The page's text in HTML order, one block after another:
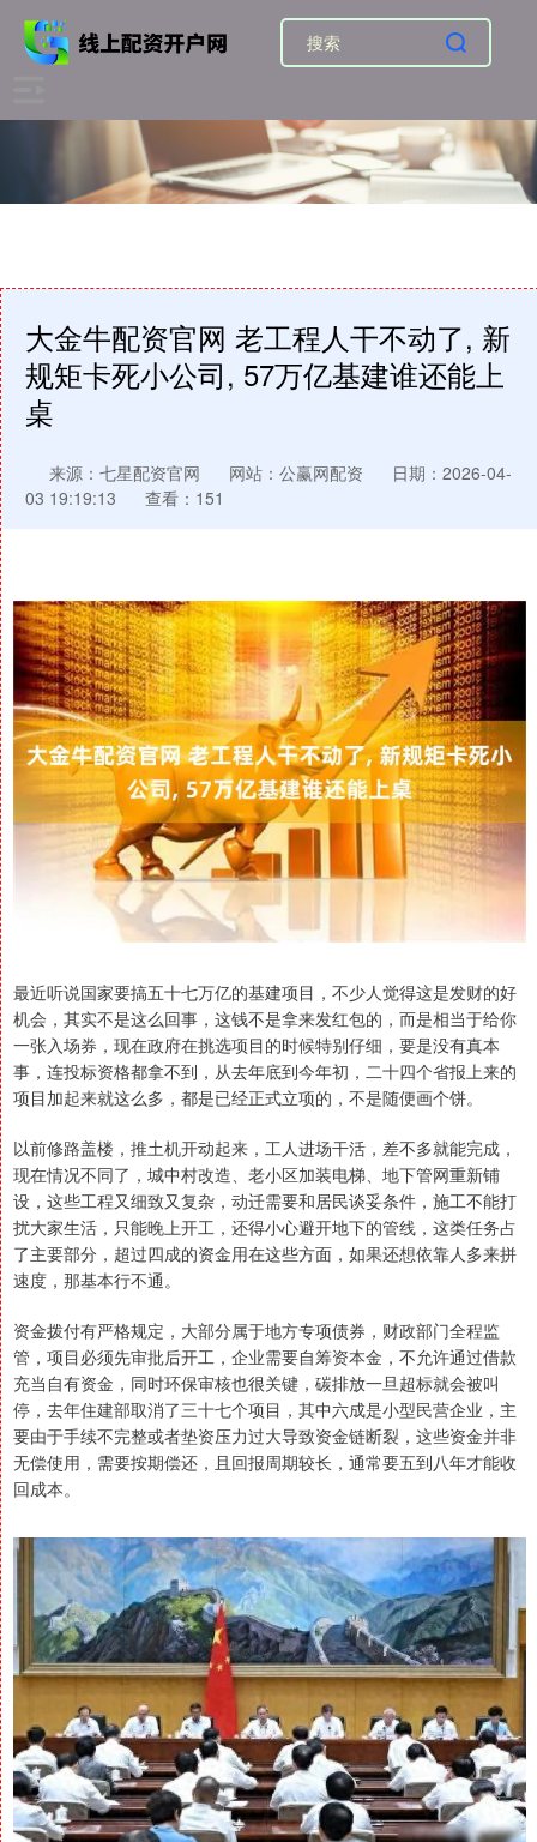
大金牛配资官网 老工程人干不动了, 新
规矩卡死小公司, 57万亿基建谁还能上
桌
来源：七星配资官网 网站：公赢网配资
日期：2026-04-
03 19:19:13
查看：151
最近听说国家要搞五十七万亿的基建项目，不少人觉得这是发财的好
机会，其实不是这么回事，这钱不是拿来发红包的，而是相当于给你
一张入场券，现在政府在挑选项目的时候特别仔细，要是没有真本
事，连投标资格都拿不到，从去年底到今年初，二十四个省报上来的
项目加起来就这么多，都是已经正式立项的，不是随便画个饼。
以前修路盖楼，推土机开动起来，工人进场干活，差不多就能完成，
现在情况不同了，城中村改造、老小区加装电梯、地下管网重新铺
设，这些工程又细致又复杂，动迁需要和居民谈妥条件，施工不能打
扰大家生活，只能晚上开工，还得小心避开地下的管线，这类任务占
了主要部分，超过四成的资金用在这些方面，如果还想依靠人多来拼
速度，那基本行不通。
资金拨付有严格规定，大部分属于地方专项债券，财政部门全程监
管，项目必须先审批后开工，企业需要自筹资本金，不允许通过借款
充当自有资金，同时环保审核也很关键，碳排放一旦超标就会被叫
停，去年住建部取消了三十七个项目，其中六成是小型民营企业，主
要由于手续不完整或者垫资压力过大导致资金链断裂，这些资金并非
无偿使用，需要按期偿还，且回报周期较长，通常要五到八年才能收
回成本。